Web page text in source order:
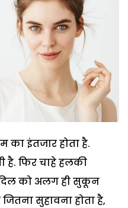
इंतजार होता है.
है. फिर चाहे हलकी
दिल को अलग ही सुकून
सुहावना होता है,